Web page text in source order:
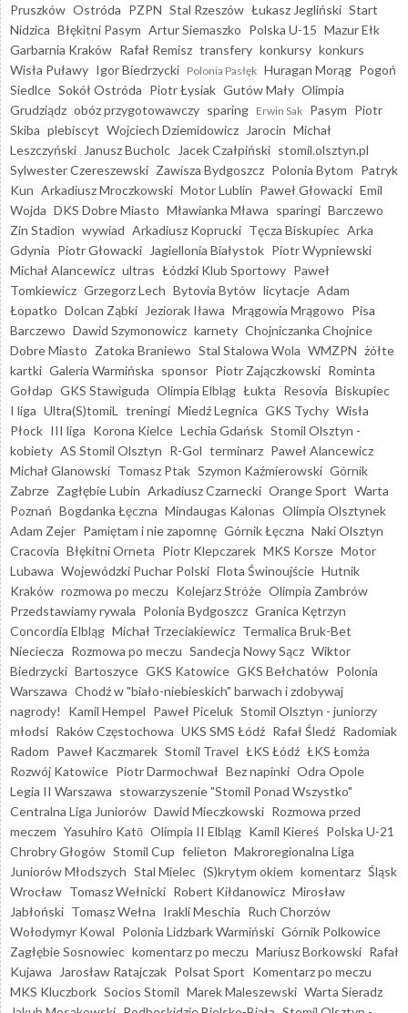
Pruszków Ostróda PZPN Stal Rzeszów Łukasz Jegliński Start
Nidzica Błękitni Pasym Artur Siemaszko Polska U-15 Mazur Ełk
Garbarnia Kraków Rafał Remisz transfery konkursy konkurs
Wisła Puławy Igor Biedrzycki Polonia Pasłęk Huragan Morąg Pogoń
Siedlce Sokół Ostróda Piotr Łysiak Gutów Mały Olimpia
Grudziądz obóz przygotowawczy sparing Erwin Sak Pasym Piotr
Skiba plebiscyt Wojciech Dziemidowicz Jarocin Michał
Leszczyński
Janusz Bucholc Jacek Czałpiński stomil.olsztyn.pl
Sylwester Czereszewski Zawisza Bydgoszcz Polonia Bytom Patryk
Kun Arkadiusz Mroczkowski Motor Lublin Paweł Głowacki Emil
Wojda DKS Dobre Miasto Mławianka Mława sparingi Barczewo
Zin Stadion wywiad Arkadiusz Koprucki Tęcza Biskupiec Arka
Gdynia Piotr Głowacki Jagiellonia Białystok Piotr Wypniewski
Michał Alancewicz ultras Łódzki Klub Sportowy Paweł
Tomkiewicz Grzegorz Lech Bytovia Bytów licytacje Adam
Łopatko Dolcan Ząbki Jeziorak Iława Mrągowia Mrągowo Pisa
Barczewo Dawid Szymonowicz karnety Chojniczanka Chojnice
Dobre Miasto Zatoka Braniewo Stal Stalowa Wola WMZPN żółte
kartki Galeria Warmińska sponsor Piotr Zajączkowski Rominta
Gołdap GKS Stawiguda Olimpia Elbląg Łukta Resovia Biskupiec
I liga Ultra(S)tomiL treningi Miedź Legnica GKS Tychy Wisła
Płock III liga Korona Kielce Lechia Gdańsk Stomil Olsztyn -
kobiety AS Stomil Olsztyn R-Gol terminarz Paweł Alancewicz
Michał Glanowski Tomasz Ptak Szymon Kaźmierowski Górnik
Zabrze Zagłębie Lubin Arkadiusz Czarnecki Orange Sport Warta
Poznań Bogdanka Łęczna Mindaugas Kalonas Olimpia Olsztynek
Adam Zejer Pamiętam i nie zapomnę Górnik Łęczna Naki Olsztyn
Cracovia Błękitni Orneta Piotr Klepczarek MKS Korsze Motor
Lubawa Wojewódzki Puchar Polski Flota Świnoujście Hutnik
Kraków rozmowa po meczu Kolejarz Stróże Olimpia Zambrów
Przedstawiamy rywala Polonia Bydgoszcz Granica Kętrzyn
Concordia Elbląg Michał Trzeciakiewicz Termalica Bruk-Bet
Nieciecza Rozmowa po meczu Sandecja Nowy Sącz Wiktor
Biedrzycki Bartoszyce GKS Katowice GKS Bełchatów Polonia
Warszawa Chodź w "biało-niebieskich" barwach i zdobywaj
nagrody!
Kamil Hempel Paweł Piceluk Stomil Olsztyn - juniorzy
młodsi Raków Częstochowa UKS SMS Łódź Rafał Śledź Radomiak
Radom Paweł Kaczmarek Stomil Travel ŁKS Łódź ŁKS Łomża
Rozwój Katowice Piotr Darmochwał Bez napinki Odra Opole
Legia II Warszawa stowarzyszenie "Stomil Ponad Wszystko"
Centralna Liga Juniorów Dawid Mieczkowski Rozmowa przed
meczem Yasuhiro Katō Olimpia II Elbląg Kamil Kiereś Polska U-21
Chrobry Głogów Stomil Cup felieton Makroregionalna Liga
Juniorów Młodszych Stal Mielec (S)krytym okiem komentarz Śląsk
Wrocław Tomasz Wełnicki Robert Kiłdanowicz Mirosław
Jabłoński Tomasz Wełna Irakli Meschia Ruch Chorzów
Wołodymyr Kowal Polonia Lidzbark Warmiński Górnik Polkowice
Zagłębie Sosnowiec komentarz po meczu Mariusz Borkowski Rafał
Kujawa
Jarosław Ratajczak Polsat Sport Komentarz po meczu
MKS Kluczbork Socios Stomil Marek Maleszewski Warta Sieradz